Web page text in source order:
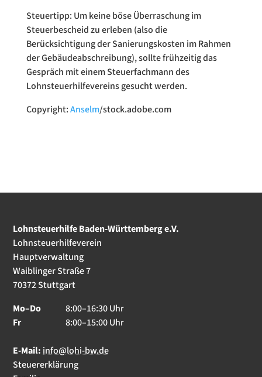
Steuertipp: Um keine böse Überraschung im
Steuerbescheid zu erleben (also die
Berücksichtigung der Sanierungskosten im Rahmen
der Gebäudeabschreibung), sollte frühzeitig das
Gespräch mit einem Steuerfachmann des
Lohnsteuerhilfevereins gesucht werden.
Copyright:Anselm/stock.adobe.com
Lohnsteuerhilfe Baden-Württemberg e.V.
Lohnsteuerhilfeverein
Hauptverwaltung
Waiblinger Straße 7
70372 Stuttgart
Mo–Do
8:00–16:30 Uhr
Fr
8:00–15:00 Uhr
E-Mail: info@lohi-bw.de
Steuererklärung